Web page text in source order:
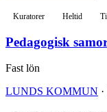
Kuratorer Heltid
Pedagogisk
Fast lön
LUNDS KOMMUN